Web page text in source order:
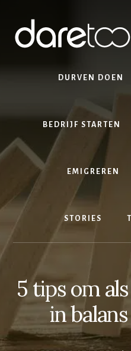
content
footer
DURVEN DOEN
BEDRIJF STARTEN
EMIGREREN
STORIES
5 tips om
in